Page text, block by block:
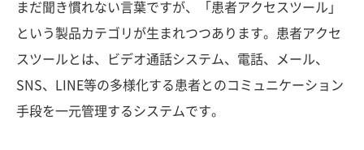
まだ聞き慣れない言葉ですが、「患者アクセスツール」
という製品カテゴリが生まれつつあります。患者アクセ
スツールとは、ビデオ通話システム、電話、メール、
SNS、LINE等の多様化する患者とのコミュニケーション
手段を一元管理するシステムです。